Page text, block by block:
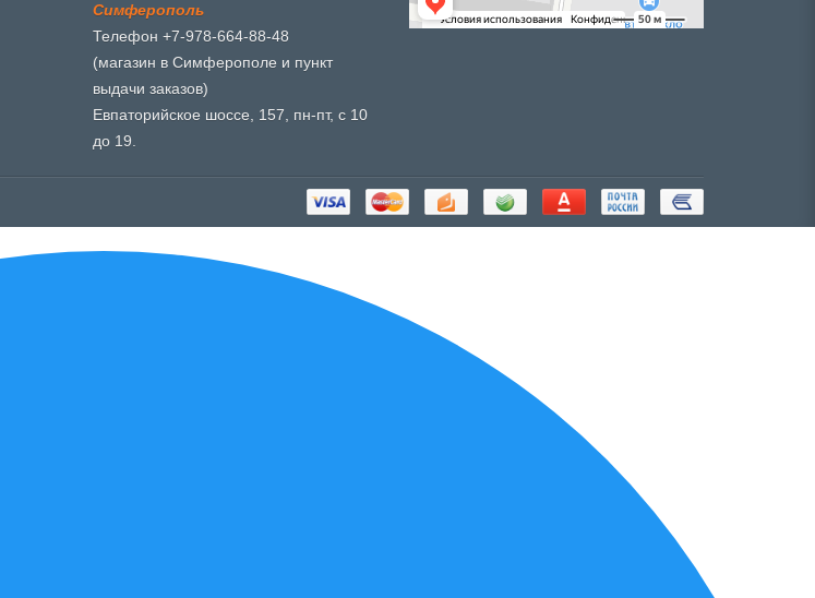
Симферополь
Телефон +7-978-664-88-48
(магазин в Симферополе и пункт
выдачи заказов)
Евпаторийское шоссе, 157, пн-пт, с 10
до 19.